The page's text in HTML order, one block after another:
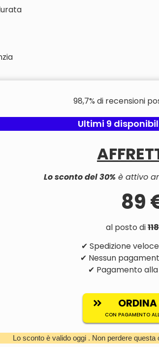
98,7% di recensioni
Ultimi 9
Lo sconto del 30% è attivo
89
al posto di
✔ Spedizione
✔ Nessun
✔ Pagamento
CON PAGAMENTO
Lo sconto è valido oggi . Non perdere